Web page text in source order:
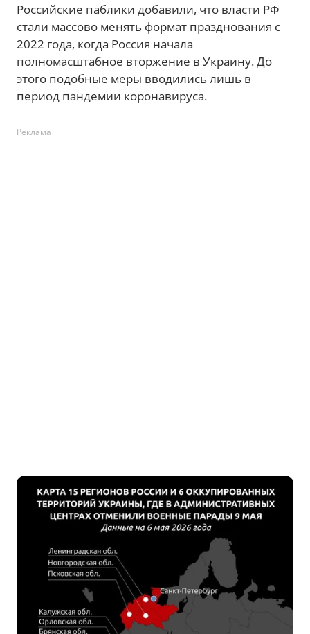
Российские паблики добавили, что власти РФ
стали массово менять формат празднования с
2022 года, когда Россия начала
полномасштабное вторжение в Украину. До
этого подобные меры вводились лишь в
период пандемии коронавируса.
Реклама